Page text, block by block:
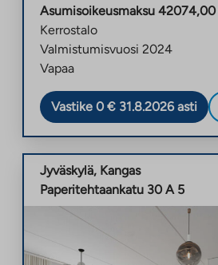
Asumisoikeusmaksu 42074,00
Kerrostalo
Valmistumisvuosi 2024
Vapaa
Vastike 0 € 31.8.2026 asti
Jyväskylä, Kangas
Paperitehtaankatu 30 A 5